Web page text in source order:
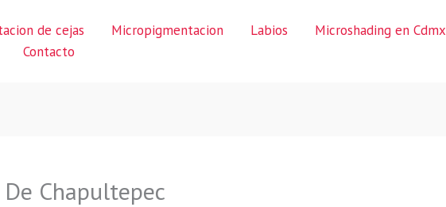
de cejas Micropigmentacion Labios Microshading en Cdmx
Contacto
Chapultepec